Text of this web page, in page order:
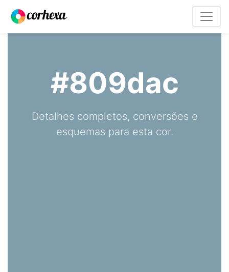
#809dac
Detalhes completos, conversões e
esquemas para esta cor.